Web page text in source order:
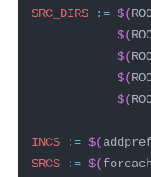
SRC_DIRS := $(
$(
$(
$(
$(
INCS := $(
SRCS
:= $(